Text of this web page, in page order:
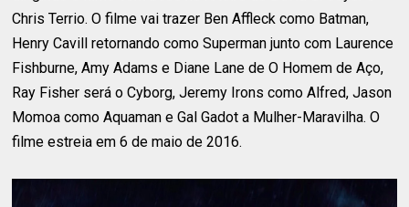
Chris Terrio. O filme vai trazer Ben Affleck como Batman,
Henry Cavill retornando como Superman junto com Laurence
Fishburne, Amy Adams e Diane Lane de O Homem de Aço,
Ray Fisher será o Cyborg, Jeremy Irons como Alfred, Jason
Momoa como Aquaman e Gal Gadot a Mulher-Maravilha. O
filme estreia em 6 de maio de 2016.